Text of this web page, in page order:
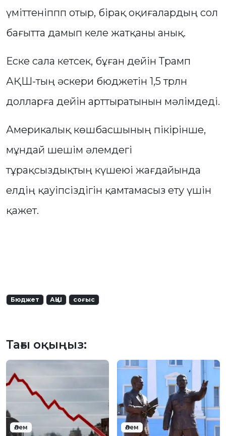
үміттеніппп отыр, бірақ оқиғалардың сол
бағытта дамып келе жатқаны анық.
Еске сала кетсек, бұған дейін Трамп
АҚШ-тың әскери бюджетін 1,5 трлн
долларға дейін арттыратынын мәлімдеді.
Америкалық көшбасшының пікірінше,
мұндай шешім әлемдегі
тұрақсыздықтың күшеюі жағдайында
елдің қауіпсіздігін қамтамасыз ету үшін
қажет.
Бюджет АҚШ соғыс
Тағы оқыңыз:
Әлем Әлем